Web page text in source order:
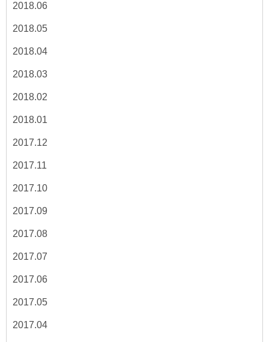
2018.06
2018.05
2018.04
2018.03
2018.02
2018.01
2017.12
2017.11
2017.10
2017.09
2017.08
2017.07
2017.06
2017.05
2017.04